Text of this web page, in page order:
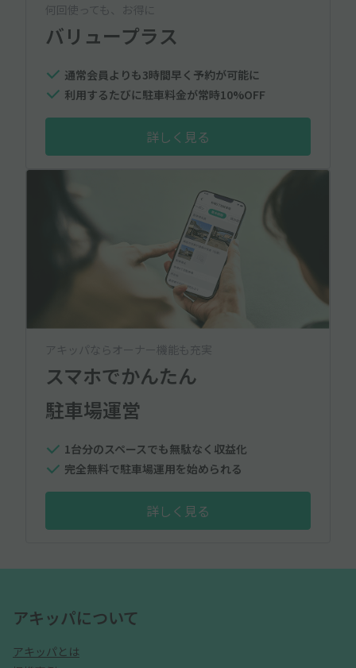
何回使っても、お得に
バリュープラス
通常会員よりも3時間早く予約が可能に
利用するたびに駐車料金が常時10%OFF
詳しく見る
アキッパならオーナー機能も充実
スマホでかんたん
駐車場運営
1台分のスペースでも無駄なく収益化
完全無料で駐車場運用を始められる
詳しく見る
アキッパについて
アキッパとは